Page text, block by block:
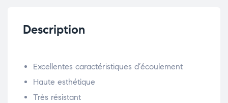
Description
Excellentes caractéristiques d’écoulement
Haute esthétique
Très résistant